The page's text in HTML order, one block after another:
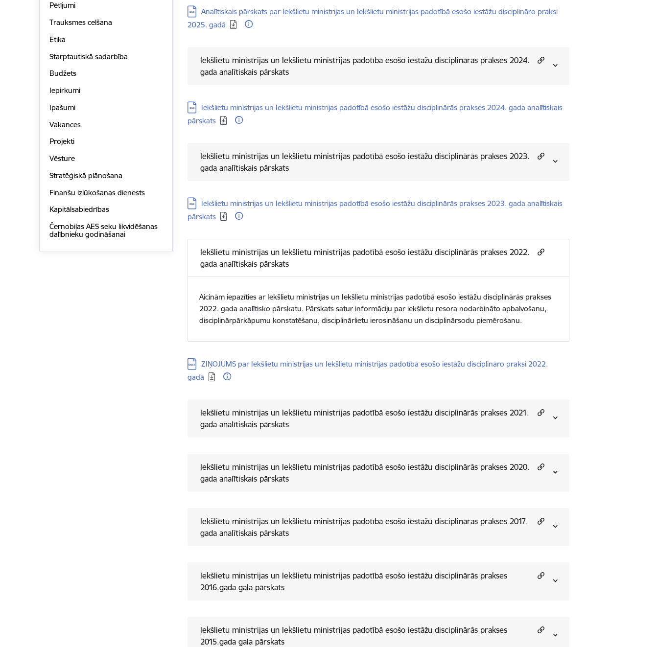
Pētījumi
Trauksmes celšana
Ētika
Starptautiskā sadarbība
Budžets
Iepirkumi
Īpašumi
Vakances
Projekti
Vēsture
Stratēģiskā plānošana
Finanšu izlūkošanas dienests
Kapitālsabiedrības
Černobiļas AES seku likvidēšanas
dalībnieku godināšanai
Lejupielādēt:
Analītiskais pārskats par Iekšlietu ministrijas un Iekšlietu ministrijas padotībā esošo iestāžu disciplināro praksi
2025. gadā
Iekšlietu ministrijas un Iekšlietu ministrijas padotībā esošo iestāžu disciplinārās prakses 2024.
gada analītiskais pārskats
Lejupielādēt:
Iekšlietu ministrijas un Iekšlietu ministrijas padotībā esošo iestāžu disciplinārās prakses 2024. gada analītiskais
pārskats
Iekšlietu ministrijas un Iekšlietu ministrijas padotībā esošo iestāžu disciplinārās prakses 2023.
gada analītiskais pārskats
Lejupielādēt:
Iekšlietu ministrijas un Iekšlietu ministrijas padotībā esošo iestāžu disciplinārās prakses 2023. gada analītiskais
pārskats
Iekšlietu ministrijas un Iekšlietu ministrijas padotībā esošo iestāžu disciplinārās prakses 2022.
gada analītiskais pārskats
Aicinām iepazīties ar Iekšlietu ministrijas un Iekšlietu ministrijas padotībā esošo iestāžu disciplinārās prakses
2022. gada analītisko pārskatu. Pārskats satur informāciju par iekšlietu resora nodarbināto apbalvošanu,
disciplinārpārkāpumu konstatēšanu, disciplinārlietu ierosināšanu un disciplinārsodu piemērošanu.
Lejupielādēt:
ZIŅOJUMS par Iekšlietu ministrijas un Iekšlietu ministrijas padotībā esošo iestāžu disciplināro praksi 2022.
gadā
Iekšlietu ministrijas un Iekšlietu ministrijas padotībā esošo iestāžu disciplinārās prakses 2021.
gada analītiskais pārskats
Iekšlietu ministrijas un Iekšlietu ministrijas padotībā esošo iestāžu disciplinārās prakses 2020.
gada analītiskais pārskats
Iekšlietu ministrijas un Iekšlietu ministrijas padotībā esošo iestāžu disciplinārās prakses 2017.
gada analītiskais pārskats
Iekšlietu ministrijas un Iekšlietu ministrijas padotībā esošo iestāžu disciplinārās prakses
2016.gada gala pārskats
Iekšlietu ministrijas un Iekšlietu ministrijas padotībā esošo iestāžu disciplinārās prakses
2015.gada gala pārskats